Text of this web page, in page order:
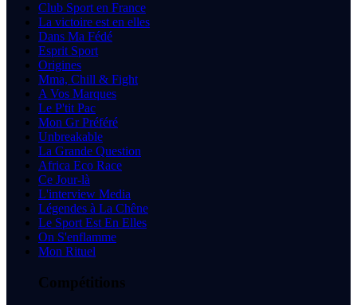
Club Sport en France
La victoire est en elles
Dans Ma Fédé
Esprit Sport
Origines
Mma, Chill & Fight
A Vos Marques
Le P'tit Pac
Mon Gr Préféré
Unbreakable
La Grande Question
Africa Eco Race
Ce Jour-là
L'interview Media
Légendes à La Chêne
Le Sport Est En Elles
On S'enflamme
Mon Rituel
Compétitions